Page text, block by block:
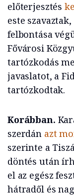
előterjesztés
este
felbontása
Fővárosi
tartózkodás
javaslatot, a
tartózkodtak.
Korábban.
szerdán azt
szerinte a
döntés után
el az egész
hátradől és